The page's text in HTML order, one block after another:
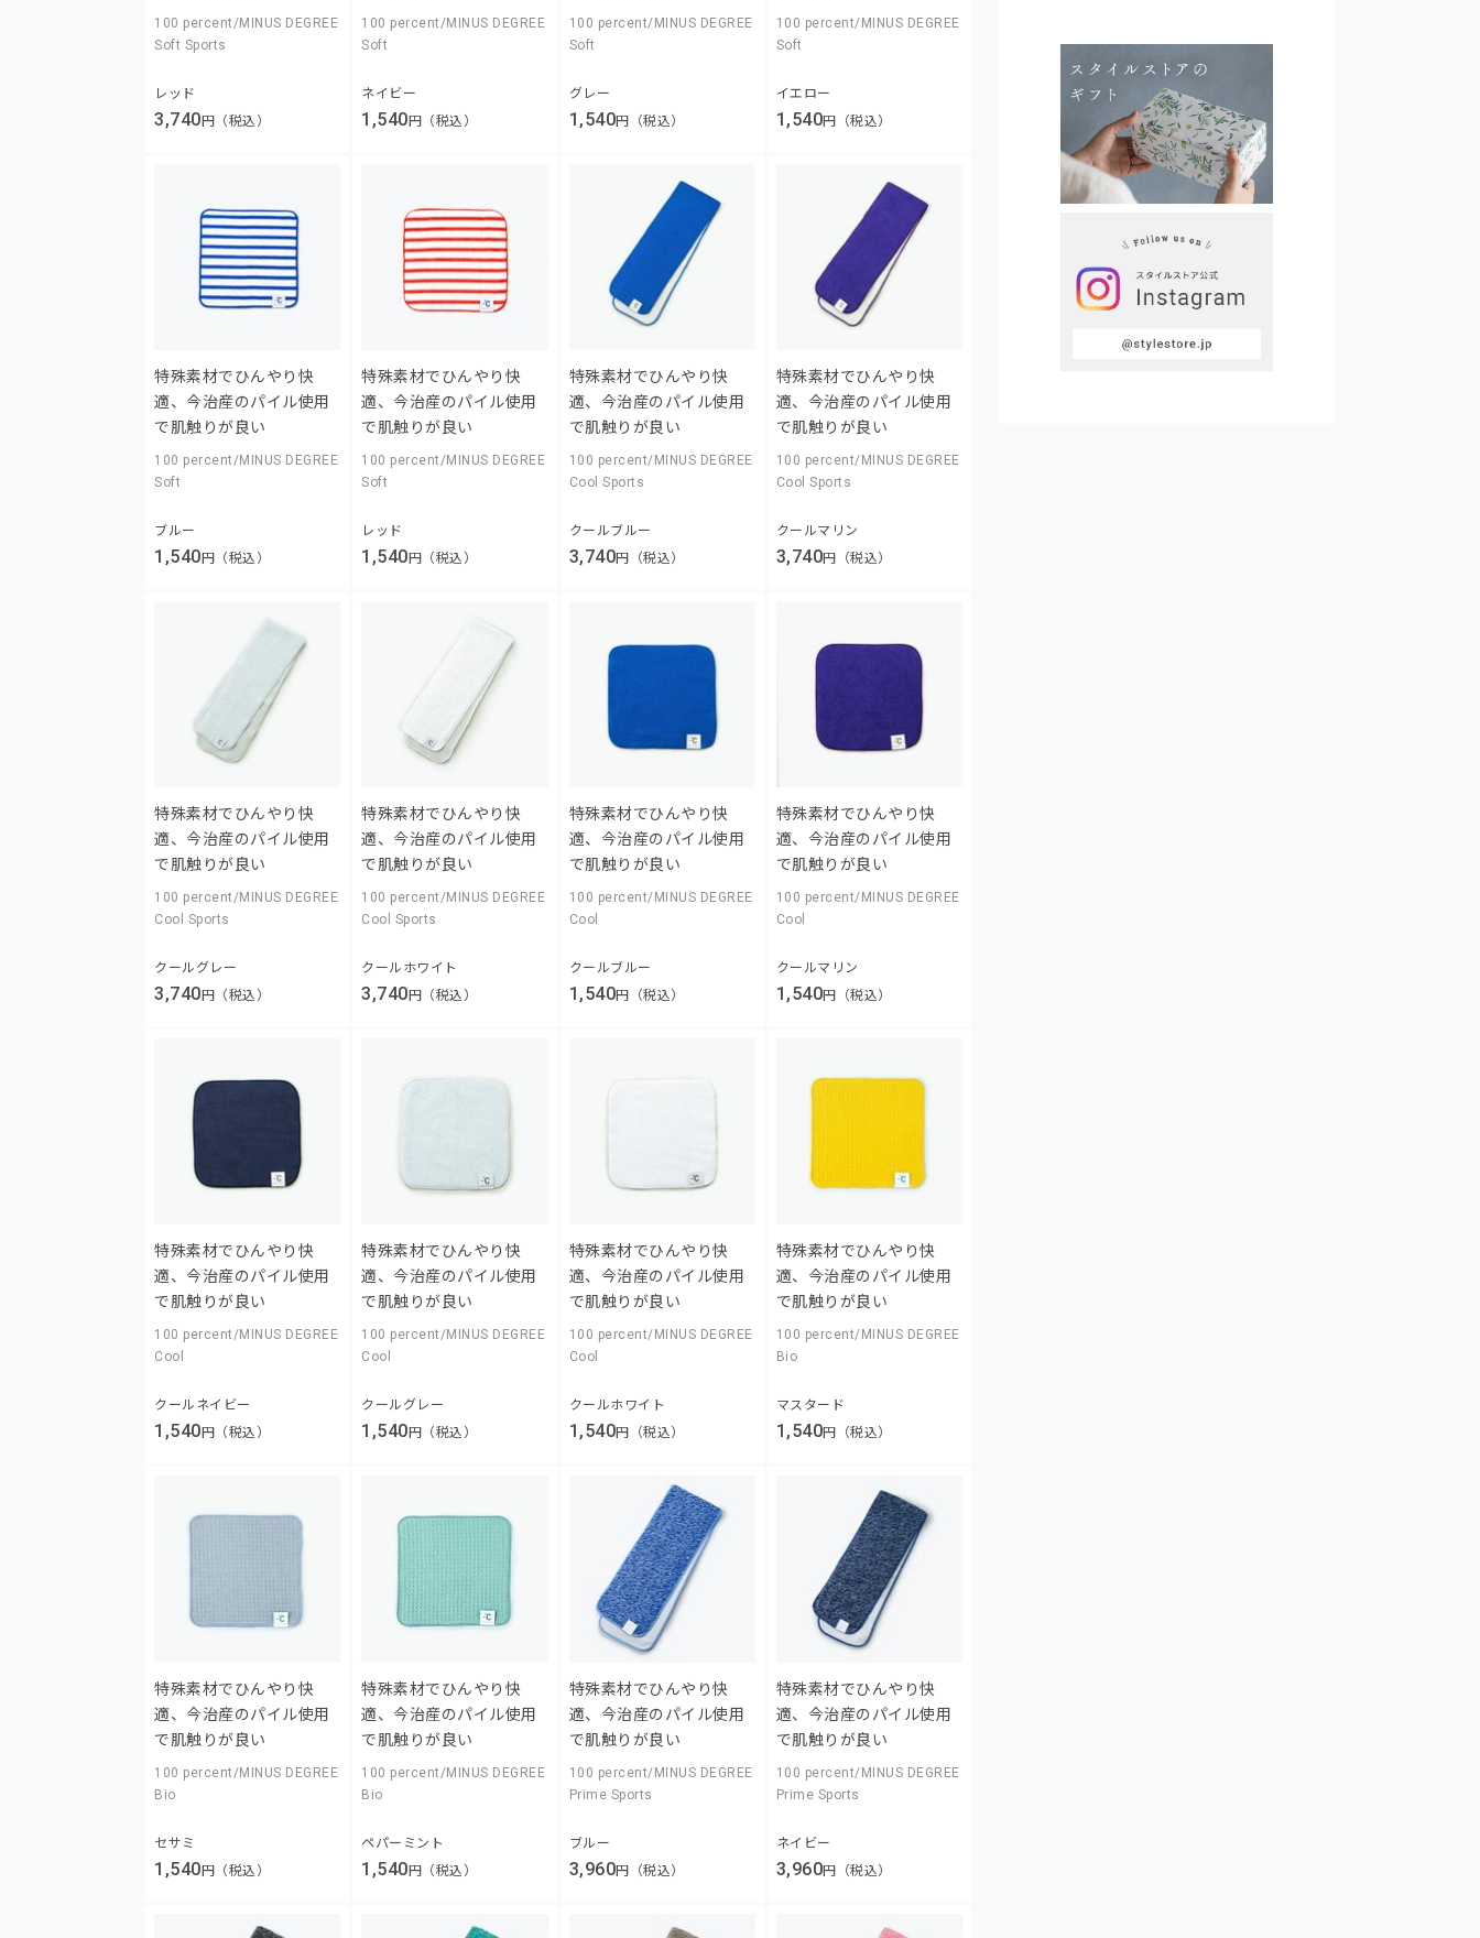
100 percent/MINUS DEGREE
Soft Sports
レッド
3,740円（税込）
100 percent/MINUS DEGREE
Soft
ネイビー
1,540円（税込）
100 percent/MINUS DEGREE
Soft
グレー
1,540円（税込）
100 percent/MINUS DEGREE
Soft
イエロー
1,540円（税込）
特殊素材でひんやり快
適、今治産のパイル使用
で肌触りが良い
100 percent/MINUS DEGREE
Soft
ブルー
1,540円（税込）
特殊素材でひんやり快
適、今治産のパイル使用
で肌触りが良い
100 percent/MINUS DEGREE
Soft
レッド
1,540円（税込）
特殊素材でひんやり快
適、今治産のパイル使用
で肌触りが良い
100 percent/MINUS DEGREE
Cool Sports
クールブルー
3,740円（税込）
特殊素材でひんやり快
適、今治産のパイル使用
で肌触りが良い
100 percent/MINUS DEGREE
Cool Sports
クールマリン
3,740円（税込）
特殊素材でひんやり快
適、今治産のパイル使用
で肌触りが良い
100 percent/MINUS DEGREE
Cool Sports
クールグレー
3,740 円（税込）
特殊素材でひんやり快
適、今治産のパイル使用
で肌触りが良い
100 percent/MINUS DEGREE
Cool Sports
クールホワイト
3,740 円（税込）
特殊素材でひんやり快
適、今治産のパイル使用
で肌触りが良い
100 percent/MINUS DEGREE
Cool
クールブルー
1,540円（税込）
特殊素材でひんやり快
適、今治産のパイル使用
で肌触りが良い
100 percent/MINUS DEGREE
Cool
クールマリン
1,540円（税込）
特殊素材でひんやり快
適、今治産のパイル使用
で肌触りが良い
100 percent/MINUS DEGREE
Cool
クールネイビー
1,540 円（税込）
特殊素材でひんやり快
適、今治産のパイル使用
で肌触りが良い
100 percent/MINUS DEGREE
Cool
クールグレー
1,540 円（税込）
特殊素材でひんやり快
適、今治産のパイル使用
で肌触りが良い
100 percent/MINUS DEGREE
Cool
クールホワイト
1,540円（税込）
特殊素材でひんやり快
適、今治産のパイル使用
で肌触りが良い
100 percent/MINUS DEGREE
Bio
マスタード
1,540円（税込）
特殊素材でひんやり快
適、今治産のパイル使用
で肌触りが良い
100 percent/MINUS DEGREE
Bio
セサミ
1,540円（税込）
特殊素材でひんやり快
適、今治産のパイル使用
で肌触りが良い
100 percent/MINUS DEGREE
Bio
ペパーミント
1,540円（税込）
特殊素材でひんやり快
適、今治産のパイル使用
で肌触りが良い
100 percent/MINUS DEGREE
Prime Sports
ブルー
3,960円（税込）
特殊素材でひんやり快
適、今治産のパイル使用
で肌触りが良い
100 percent/MINUS DEGREE
Prime Sports
ネイビー
3,960円（税込）